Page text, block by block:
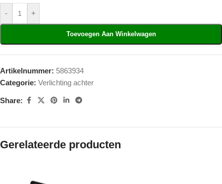
- +
Toevoegen Aan Winkelwagen
Artikelnummer: 5863934
Categorie: Verlichting achter
Share:
Gerelateerde producten